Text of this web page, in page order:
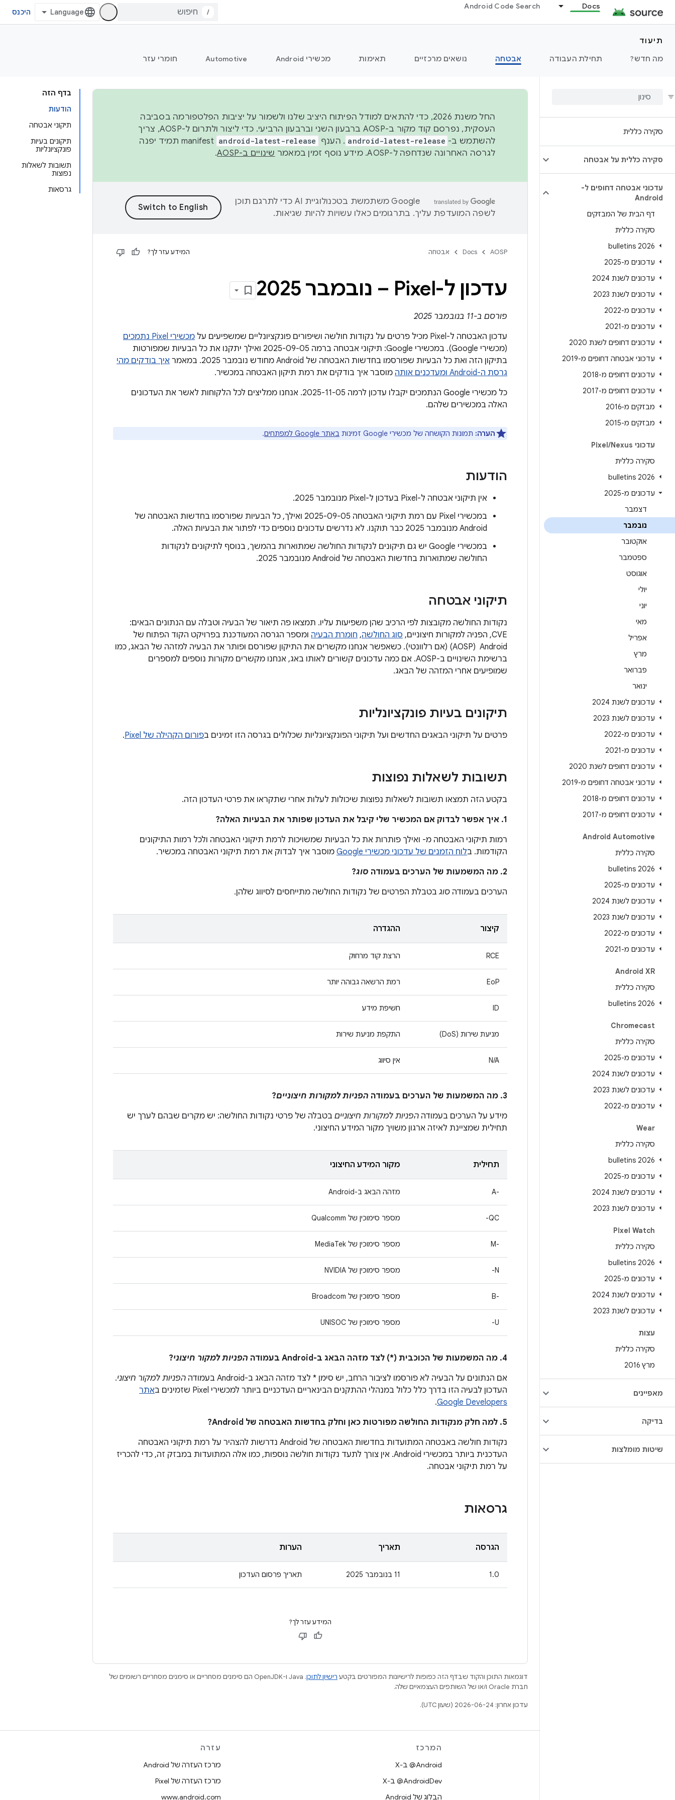
Docs
Android Code Search
/ היכנס
תיעוד
מה חדש?
תחילת העבודה אבטחה נושאים מרכזיים תאימות מכשירי Android Automotive חומרי עזר
סקירה כללית
סקירה כללית על אבטחה
עדכוני אבטחה דחופים ל-
Android
דף הבית של המבזקים
סקירה כללית
2026 bulletins
עדכונים מ-2025
עדכונים לשנת 2024
עדכונים לשנת 2023
עדכונים מ-2022
עדכונים מ-2021
עדכונים דחופים לשנת 2020
עדכוני אבטחה דחופים מ-2019
עדכונים דחופים מ-2018
עדכונים דחופים מ-2017
מבזקים מ-2016
מבזקים מ-2015
עדכוני Pixel /Nexus
סקירה כללית
2026 bulletins
עדכונים מ-2025
דצמבר
נובמבר
אוקטובר
ספטמבר
אוגוסט
יולי
יוני
מאי
אפריל
מרץ
פברואר
ינואר
עדכונים לשנת 2024
עדכונים לשנת 2023
עדכונים מ-2022
עדכונים מ-2021
עדכונים דחופים לשנת 2020
עדכוני אבטחה דחופים מ-2019
עדכונים דחופים מ-2018
עדכונים דחופים מ-2017
Android Automotive
סקירה כללית
2026 bulletins
עדכונים מ-2025
עדכונים לשנת 2024
עדכונים לשנת 2023
עדכונים מ-2022
עדכונים מ-2021
Android XR
סקירה כללית
2026 bulletins
Chromecast
סקירה כללית
עדכונים מ-2025
עדכונים לשנת 2024
עדכונים לשנת 2023
עדכונים מ-2022
Wear
סקירה כללית
2026 bulletins
עדכונים מ-2025
עדכונים לשנת 2024
עדכונים לשנת 2023
Pixel Watch
סקירה כללית
2026 bulletins
עדכונים מ-2025
עדכונים לשנת 2024
עדכונים לשנת 2023
עצות
סקירה כללית
מרץ 2016
מאפיינים
בדיקה
שיטות מומלצות
בדף הזה
הודעות
תיקוני אבטחה
תיקונים בעיות
פונקציונליות
תשובות לשאלות
נפוצות
גרסאות
החל משנת 2026, כדי להתאים למודל הפיתוח היציב שלנו ולשמור על יציבות הפלטפורמה בסביבה
העסקית, נפרסם קוד מקור ב-AOSP ברבעון השני וברבעון הרביעי. כדי ליצור ולתרום ל-AOSP, צריך
להשתמש ב- android-latest-release . הענף android-latest-release
manifest תמיד יפנה
לגרסה האחרונה שנדחפה ל-AOSP. מידע נוסף זמין במאמר
שינויים ב-AOSP .
‫Google משתמשת בטכנולוגיית AI כדי לתרגם תוכן
לשפה המועדפת עליך. בתרגומים כאלו עשויות להיות שגיאות.
AOSP
Docs אבטחה המידע עזר לך?
עדכון ל-Pixel – נובמבר 2025
פורסם ב-11 בנובמבר 2025
עדכון האבטחה ל-Pixel מכיל פרטים על נקודות חולשה ושיפורים פונקציונליים שמשפיעים על
מכשירי Pixel נתמכים
(מכשירי Google). במכשירי Google: תיקוני אבטחה ברמה 2025-09-05 ואילך יתקנו את כל הבעיות שמפורטות
בתיקון הזה ואת כל הבעיות שפורסמו בחדשות האבטחה של Android מחודש נובמבר 2025. במאמר
איך בודקים מהי
גרסת ה-Android ומעדכנים אותה
מוסבר איך בודקים את רמת תיקון האבטחה במכשיר.
כל מכשירי Google הנתמכים יקבלו עדכון לרמה 2025-11-05. אנחנו ממליצים לכל הלקוחות לאשר את העדכונים
האלה במכשירים שלהם.
הערה: תמונות הקושחה של מכשירי Google זמינות באתר Google למפתחים .
הודעות
אין תיקוני אבטחה ל-Pixel בעדכון ל-Pixel מנובמבר 2025.
במכשירי Pixel עם רמת תיקוני האבטחה 2025-09-05 ואילך, כל הבעיות שפורסמו בחדשות האבטחה של
Android מנובמבר 2025 כבר תוקנו. לא נדרשים עדכונים נוספים כדי לפתור את הבעיות האלה.
במכשירי Google יש גם תיקונים לנקודות החולשה שמתוארות בהמשך, בנוסף לתיקונים לנקודות
החולשה שמתוארות בחדשות האבטחה של Android מנובמבר 2025.
תיקוני אבטחה
נקודות החולשה מקובצות לפי הרכיב שהן משפיעות עליו. תמצאו פה תיאור של הבעיה וטבלה עם הנתונים הבאים:
CVE, הפניה למקורות חיצוניים,
סוג החולשה, חומרת הבעיה ומספר הגרסה המעודכנת בפרויקט הקוד הפתוח של
Android ‏ (AOSP) (אם רלוונטי). כשאפשר אנחנו מקשרים את התיקון שפורסם ופותר את הבעיה למזהה של הבאג, כמו
ברשימת השינויים ב-AOSP. אם כמה עדכונים קשורים לאותו באג, אנחנו מקשרים מקורות נוספים למספרים
שמופיעים אחרי המזהה של הבאג.
תיקונים בעיות פונקציונליות
פרטים על תיקוני הבאגים החדשים ועל תיקוני הפונקציונליות שכלולים בגרסה הזו זמינים בפורום הקהילה של Pixel .
תשובות לשאלות נפוצות
בקטע הזה תמצאו תשובות לשאלות נפוצות שיכולות לעלות אחרי שתקראו את פרטי העדכון הזה.
1. איך אפשר לבדוק אם המכשיר שלי קיבל את העדכון שפותר את הבעיות האלה?
רמות תיקוני האבטחה מ- ואילך פותרות את כל הבעיות שמשויכות לרמת תיקוני האבטחה ולכל רמות התיקונים
הקודמות. בלוח הזמנים של עדכוני מכשירי Google
מוסבר איך לבדוק את רמת תיקוני האבטחה במכשיר.
2. מה המשמעות של הערכים בעמודה
סוג?
הערכים בעמודה סוג בטבלת הפרטים של נקודות החולשה מתייחסים לסיווג שלהן.
קיצור ההגדרה
RCE הרצת קוד מרחוק
EoP רמת הרשאה גבוהה יותר
ID חשיפת מידע
מניעת שירות (DoS) התקפת מניעת שירות
N/A אין סיווג
3. מה המשמעות של הערכים בעמודה הפניות למקורות חיצוניים?
מידע על הערכים בעמודה הפניות למקורות חיצוניים בטבלה של פרטי נקודות החולשה: יש מקרים שבהם לערך יש
תחילית שמציינת לאיזה ארגון משויך מקור המידע החיצוני.
תחילית מקור המידע החיצוני
A-‎ מזהה הבאג ב-Android
QC- מספר סימוכין של Qualcomm
M-‎ מספר סימוכין של MediaTek
N- מספר סימוכין של NVIDIA
B-‎ מספר סימוכין של Broadcom
U- מספר סימוכין של UNISOC
4. מה המשמעות של הכוכבית (*) לצד מזהה הבאג ב-Android בעמודה הפניות למקור חיצוני?
אם הנתונים על הבעיה לא פורסמו לציבור הרחב, יש סימן * לצד מזהה הבאג ב-Android בעמודה
הפניות למקור חיצוני.
העדכון לבעיה הזו בדרך כלל כלול במנהלי ההתקנים הבינאריים העדכניים ביותר למכשירי Pixel שזמינים ב
אתר
Google Developers
.
5. למה חלק מנקודות החולשה מפורטות כאן וחלק בחדשות האבטחה של Android?
נקודות חולשה באבטחה המתועדות בחדשות האבטחה של Android נדרשות להצהיר על רמת תיקוני האבטחה
העדכנית ביותר במכשירי Android. אין צורך לתעד נקודות חולשה נוספות, כמו אלה המתועדות במבזק זה, כדי להכריז
על רמת תיקוני אבטחה.
גרסאות
הגרסה תאריך הערות
1.0 ‫11 בנובמבר 2025 תאריך פרסום העדכון
המידע עזר לך?
דוגמאות התוכן והקוד שבדף הזה כפופות לרישיונות המפורטים בקטע רישיון לתוכן
.‏ Java ו-OpenJDK הם סימנים מסחריים או סימנים מסחריים רשומים של
חברת Oracle ו/או של השותפים העצמאיים שלה.
עדכון אחרון: 2026-06-24 (שעון UTC).
המרכז
‫‎@Android ב-X
‫‎@AndroidDev ב-X
הבלוג של Android
עזרה
מרכז העזרה של Android
מרכז העזרה של Pixel
www.android.com